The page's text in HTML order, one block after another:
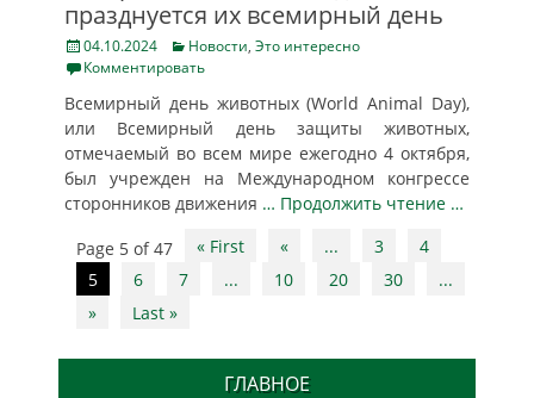
празднуется их всемирный день
Posted
on
04.10.2024 Categories
Новости, Это интересно
Комментировать
Всемирный день животных (World Animal Day),
или Всемирный день защиты животных,
отмечаемый во всем мире ежегодно 4 октября,
был учрежден на Международном конгрессе
сторонников движения … Продолжить чтение …
Post
navigation
Page 5 of 47 « First « ... 3
4
5
6 7 ... 10 20 30
...
»
Last »
ГЛАВНОЕ